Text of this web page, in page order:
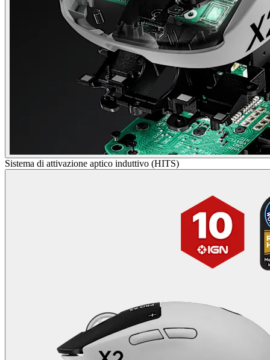
Sistema di attivazione aptico induttivo (HITS)